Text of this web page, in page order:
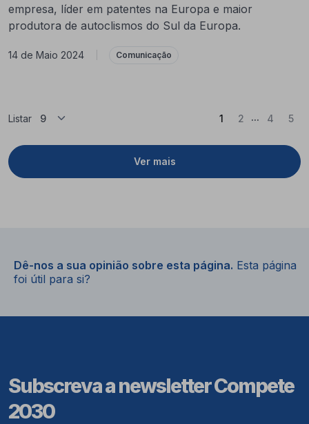
empresa, líder em patentes na Europa e maior
produtora de autoclismos do Sul da Europa.
14 de Maio 2024 Comunicação
Listar
Ver mais
1 (Atual)
2 ... 4 5
Dê-nos a sua opinião sobre esta página. Esta página
foi útil para si?
Subscreva a newsletter Compete
2030